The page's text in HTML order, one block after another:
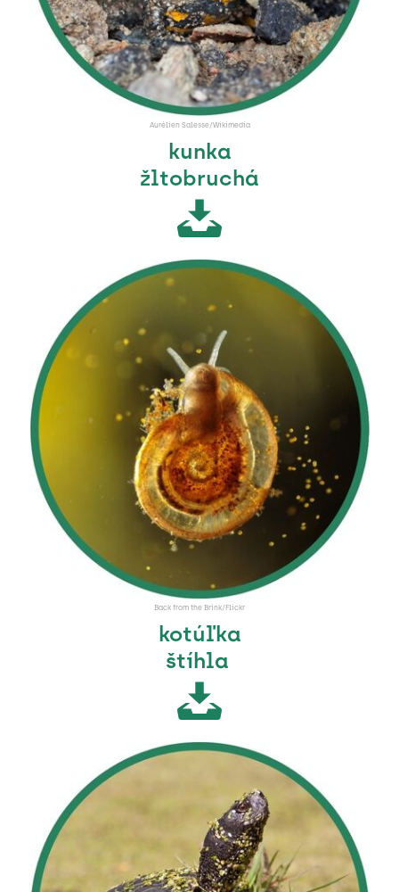
Aurélien Salesse/Wikimedia
kunka
žltobruchá
Back from the Brink/Flickr
kotúľka
štíhla